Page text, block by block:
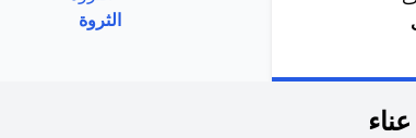
الثروة